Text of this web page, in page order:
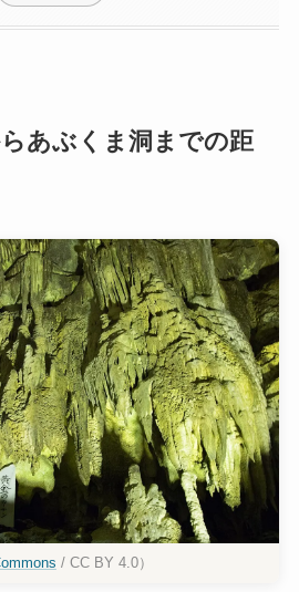
あぶくま洞までの距
/ CC BY 4.0）